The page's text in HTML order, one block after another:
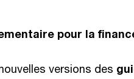
pour la
versions des